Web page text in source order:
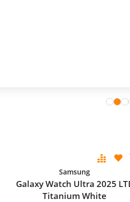
Samsung
Galaxy Watch Ultra 2025
Titanium White